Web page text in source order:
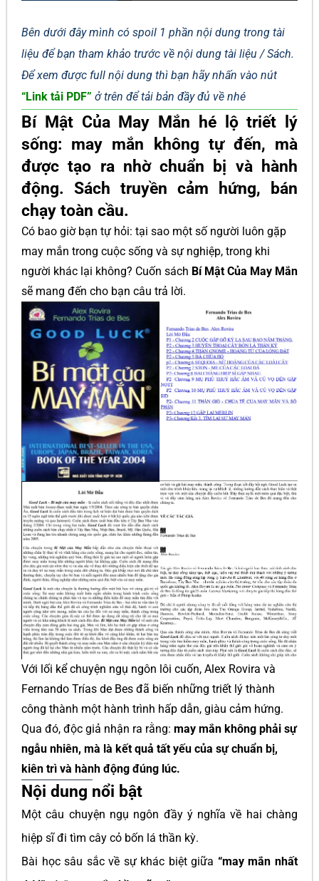
Bên dưới đây mình có spoil 1 phần nội dung trong tài
liệu để bạn tham khảo trước về nội dung tài liệu / Sách.
Để xem được full nội dung thì bạn hãy nhấn vào nút
“Link tải PDF” ở trên để tải bản đầy đủ về nhé
Bí Mật Của May Mắn hé lộ triết lý
sống: may mắn không tự đến, mà
được tạo ra nhờ chuẩn bị và hành
động. Sách truyền cảm hứng, bán
chạy toàn cầu.
Có bao giờ bạn tự hỏi: tại sao một số người luôn gặp
may mắn trong cuộc sống và sự nghiệp, trong khi
người khác lại không? Cuốn sách Bí Mật Của May Mắn
sẽ mang đến cho bạn câu trả lời.
Với lối kể chuyện ngụ ngôn lôi cuốn, Alex Rovira và
Fernando Trías de Bes đã biến những triết lý thành
công thành một hành trình hấp dẫn, giàu cảm hứng.
Qua đó, độc giả nhận ra rằng: may mắn không phải sự
ngẫu nhiên, mà là kết quả tất yếu của sự chuẩn bị,
kiên trì và hành động đúng lúc.
Nội dung nổi bật
Một câu chuyện ngụ ngôn đầy ý nghĩa về hai chàng
hiệp sĩ đi tìm cây cỏ bốn lá thần kỳ.
Bài học sâu sắc về sự khác biệt giữa “may mắn nhất